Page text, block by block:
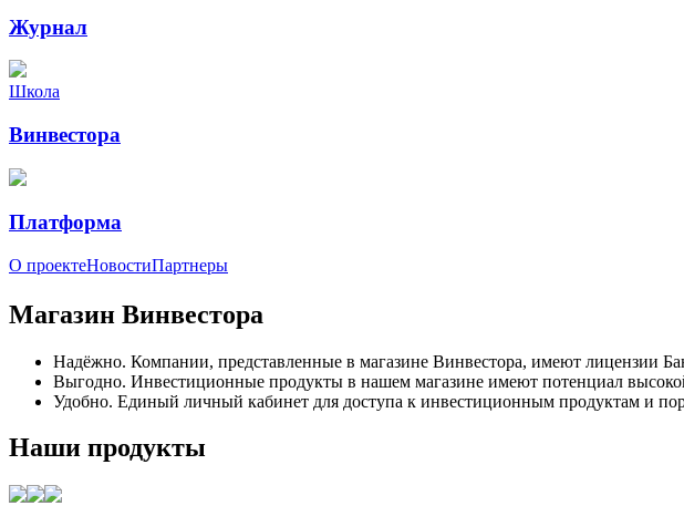
Журнал
Школа
Винвестора
Платформа
О проектеНовостиПартнеры
Магазин Винвестора
Надёжно. Компании, представленные в магазине Винвестора, имеют лицензии
Выгодно. Инвестиционные продукты в нашем магазине имеют потенциал
Удобно. Единый личный кабинет для доступа к инвестиционным продуктам и
Наши продукты